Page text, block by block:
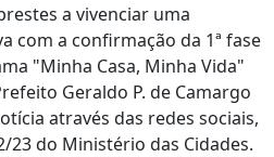
a vivenciar uma
com a confirmação da 1ª fase
"Minha Casa, Minha Vida"
Geraldo P. de Camargo
através das redes sociais,
23 do Ministério das Cidades.